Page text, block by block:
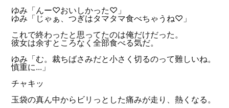
ゆみ「んー♡おいしかった♡」
ゆみ「じゃぁ、つぎはタマタマ食べちゃうね♡」
これで終わったと思ってたのは俺だけだった。
彼女は余すところなく全部食べる気だ。
ゆみ「む。裁ちばさみだと小さく切るのって難しいね。
慎重に...」
チャキッ
玉袋の真ん中からビリっとした痛みが走り、熱くなる。